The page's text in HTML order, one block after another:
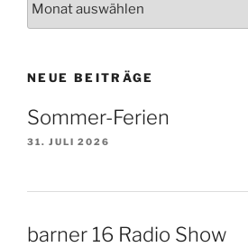
NEUE BEITRÄGE
Sommer-Ferien
31. JULI 2026
barner 16 Radio Show